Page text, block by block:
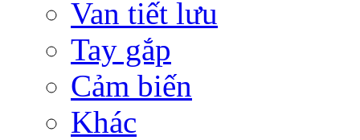
Van tiết lưu
Tay gắp
Cảm biến
Khác